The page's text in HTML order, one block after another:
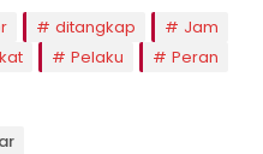
ditangkap
Jam
Pelaku
Peran